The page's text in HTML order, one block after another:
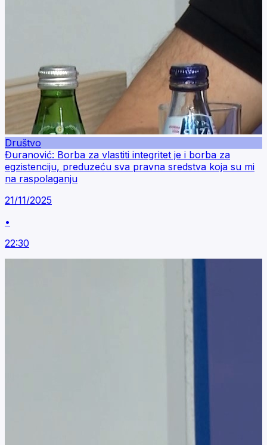
Društvo
Đuranović: Borba za vlastiti integritet je i borba za
egzistenciju, preduzeću sva pravna sredstva koja su mi
na raspolaganju
21/11/2025
•
22:30